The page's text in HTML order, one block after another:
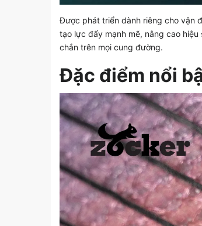
Được phát triển dành riêng cho vận
tạo lực đẩy mạnh mẽ, nâng cao
chắn trên mọi cung đường.
Đặc điểm nổi